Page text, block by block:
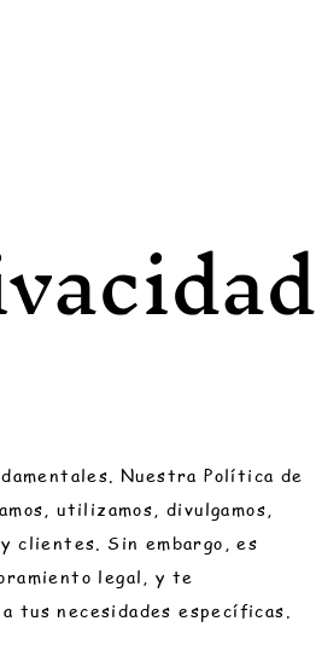
Nuestra Política de
utilizamos, divulgamos,
clientes. Sin embargo, es
legal, y te
tus necesidades específicas.